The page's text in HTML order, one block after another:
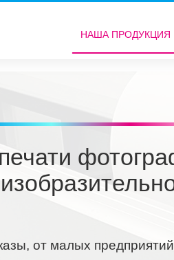
НАША ПРОДУКЦИЯ
от малых